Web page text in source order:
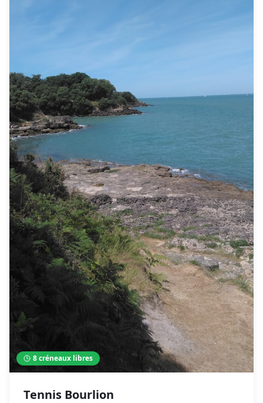
8créneaux libres
Tennis Bourlion